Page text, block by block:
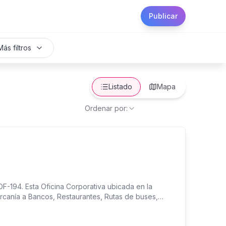
Publicar
filtros
Listado Mapa
Ordenar por:
194. Esta Oficina Corporativa ubicada en la
a Bancos, Restaurantes, Rutas de buses,
Características: - Area: 71 metros cuadrados
- 1 Parqueo bajo techo - Nivel medio - Aire